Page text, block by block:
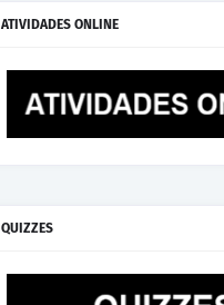
ATIVIDADES ONLINE
QUIZZES